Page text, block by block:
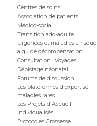
Centres de soins
Association de patients
Médico-social
Transition ado-adulte
Urgences et maladies à risque
aigu de décompensation
Consultation "Voyages"
Dépistage néonatal
Forums de discussion
Les plateformes d'expertise
maladies rares
Les Projets d'Accueil
Individualisés
Protocoles Grossesse